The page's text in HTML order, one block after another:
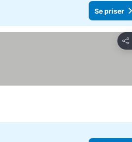
Se priser
Del